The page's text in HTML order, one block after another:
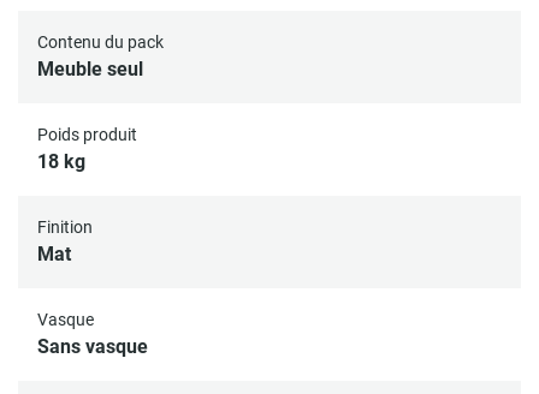
Contenu du pack
Meuble seul
Poids produit
18 kg
Finition
Mat
Vasque
Sans vasque